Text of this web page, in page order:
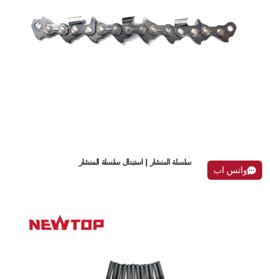
سلسلة المنشار | استبدال سلسلة المنشار
واتس اب